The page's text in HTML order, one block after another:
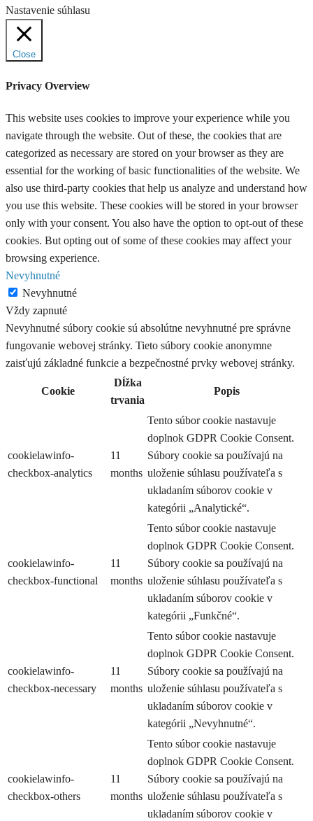
Nastavenie súhlasu
Close
Privacy Overview
This website uses cookies to improve your experience while you
navigate through the website. Out of these, the cookies that are
categorized as necessary are stored on your browser as they are
essential for the working of basic functionalities of the website. We
also use third-party cookies that help us analyze and understand how
you use this website. These cookies will be stored in your browser
only with your consent. You also have the option to opt-out of these
cookies. But opting out of some of these cookies may affect your
browsing experience.
Nevyhnutné
Nevyhnutné
Vždy zapnuté
Nevyhnutné súbory cookie sú absolútne nevyhnutné pre správne
fungovanie webovej stránky. Tieto súbory cookie anonymne
zaisťujú základné funkcie a bezpečnostné prvky webovej stránky.
Cookie
Dĺžka
trvania
Popis
cookielawinfo-
checkbox-analytics
11
months
Tento súbor cookie nastavuje
doplnok GDPR Cookie Consent.
Súbory cookie sa používajú na
uloženie súhlasu používateľa s
ukladaním súborov cookie v
kategórii „Analytické“.
cookielawinfo-
checkbox-functional
11
months
Tento súbor cookie nastavuje
doplnok GDPR Cookie Consent.
Súbory cookie sa používajú na
uloženie súhlasu používateľa s
ukladaním súborov cookie v
kategórii „Funkčné“.
cookielawinfo-
checkbox-necessary
11
months
Tento súbor cookie nastavuje
doplnok GDPR Cookie Consent.
Súbory cookie sa používajú na
uloženie súhlasu používateľa s
ukladaním súborov cookie v
kategórii „Nevyhnutné“.
cookielawinfo-
checkbox-others
11
months
Tento súbor cookie nastavuje
doplnok GDPR Cookie Consent.
Súbory cookie sa používajú na
uloženie súhlasu používateľa s
ukladaním súborov cookie v